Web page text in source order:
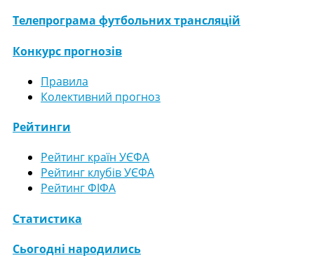
Телепрограма футбольних трансляцій
Конкурс прогнозів
Правила
Колективний прогноз
Рейтинги
Рейтинг країн УЄФА
Рейтинг клубів УЄФА
Рейтинг ФІФА
Статистика
Сьогодні народились